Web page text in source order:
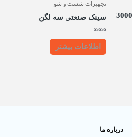
ماشین ظرفشویی صنعتی 3000
تجهیزات شست و شو
سینک صنعتی سه لگن
امتیاز
5
اطلاعات بیشتر
درباره ما